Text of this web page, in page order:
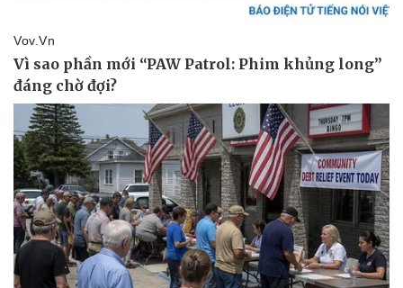
Thể thao
Bóng đá
Lịch thi đấu bóng đá
Thế giới thể thao
eSports
Hậu trường
Ô tô - Xe máy
Ô tô
Xe máy
Tư vấn